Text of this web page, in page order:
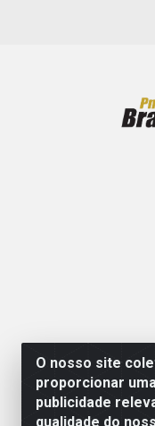
O nosso site
proporcionar
publicidade
qualidade do